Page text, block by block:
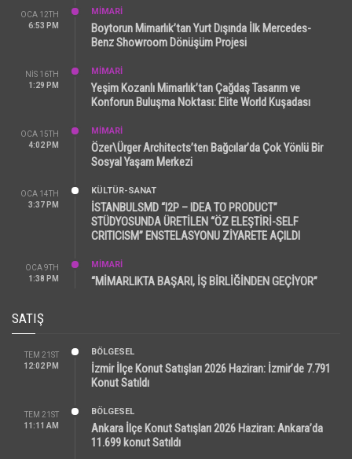
OCA 12TH
6:53 PM
MİMARİ
Boytorun Mimarlık’tan Yurt Dışında İlk Mercedes-
Benz Showroom Dönüşüm Projesi
NIS 16TH
1:29 PM
MİMARİ
Yeşim Kozanlı Mimarlık’tan Çağdaş Tasarım ve
Konforun Buluşma Noktası: Elite World Kuşadası
OCA 15TH
4:02 PM
MİMARİ
Özer\Ürger Architects’ten Bağcılar’da Çok Yönlü Bir
Sosyal Yaşam Merkezi
OCA 14TH
3:37 PM
KÜLTÜR-SANAT
İSTANBULSMD “I2P – IDEA TO PRODUCT”
STÜDYOSUNDA ÜRETİLEN “ÖZ ELEŞTİRİ-SELF
CRITICISM” ENSTELASYONU ZİYARETE AÇILDI
OCA 9TH
1:38 PM
MİMARİ
“MİMARLIKTA BAŞARI, İŞ BİRLİĞİNDEN GEÇİYOR”
SATIŞ
TEM 21ST
12:02 PM
BÖLGESEL
İzmir İlçe Konut Satışları 2026 Haziran: İzmir’de 7.791
Konut Satıldı
TEM 21ST
11:11 AM
BÖLGESEL
Ankara İlçe Konut Satışları 2026 Haziran: Ankara’da
11.699 konut Satıldı